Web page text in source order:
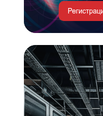
Инженерные
и
IT-
решения
для